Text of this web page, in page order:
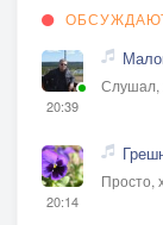
20:39
Слушал,
20:14
Просто,